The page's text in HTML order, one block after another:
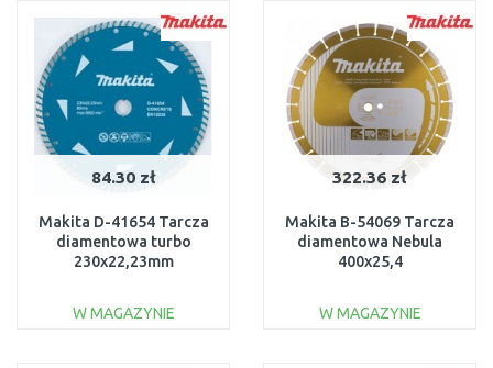
Do porównania Do porównania
84.30 zł
Makita D-41654 Tarcza
diamentowa turbo
230x22,23mm
W MAGAZYNIE
322.36 zł
Makita B-54069 Tarcza
diamentowa Nebula
400x25,4
W MAGAZYNIE